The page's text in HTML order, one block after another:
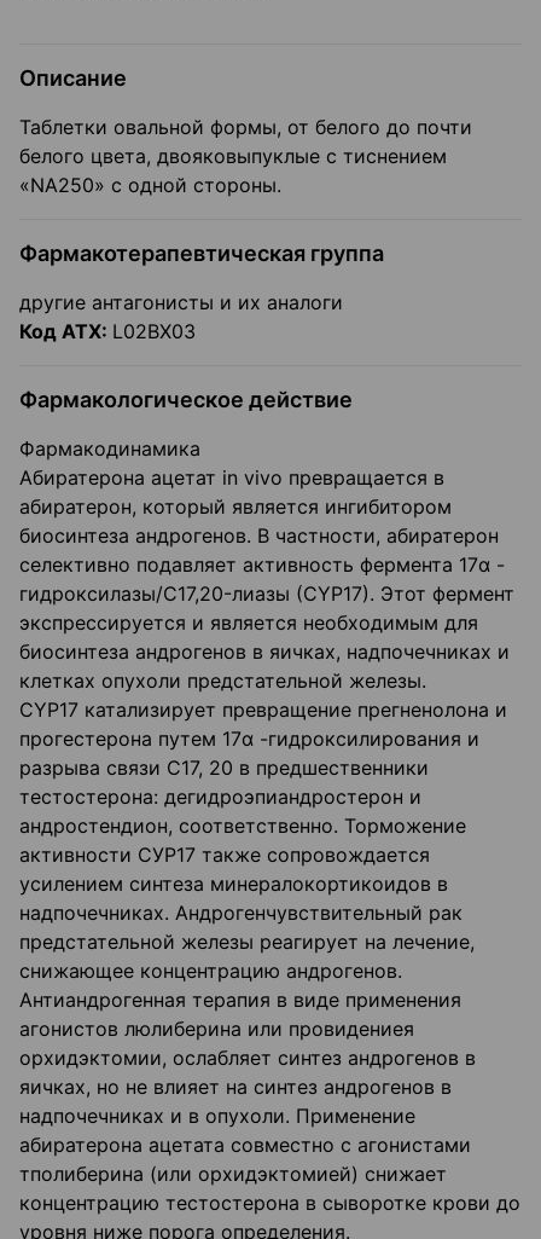
Описание
Таблетки овальной формы, от белого до почти
белого цвета, двояковыпуклые с тиснением
«NA250» с одной стороны.
Фармакотерапевтическая группа
другие антагонисты и их аналоги
Код АТХ: L02ВХ03
Фармакологическое действие
Фармакодинамика
Абиратерона ацетат in vivo превращается в
абиратерон, который является ингибитором
биосинтеза андрогенов. В частности, абиратерон
селективно подавляет активность фермента 17α -
гидроксилазы/C17,20-лиазы (СYР17). Этот фермент
экспрессируется и является необходимым для
биосинтеза андрогенов в яичках, надпочечниках и
клетках опухоли предстательной железы.
СYР17 катализирует превращение прегненолона и
прогестерона путем 17α -гидроксилирования и
разрыва связи С17, 20 в предшественники
тестостерона: дегидроэпиандростерон и
андростендион, соответственно. Торможение
активности СУР17 также сопровождается
усилением синтеза минералокортикоидов в
надпочечниках. Андрогенчувствительный рак
предстательной железы реагирует на лечение,
снижающее концентрацию андрогенов.
Антиандрогенная терапия в виде применения
агонистов люлиберина или провидениея
орхидэктомии, ослабляет синтез андрогенов в
яичках, но не влияет на синтез андрогенов в
надпочечниках и в опухоли. Применение
абиратерона ацетата совместно с агонистами
тполиберина (или орхидэктомией) снижает
концентрацию тестостерона в сыворотке крови до
уровня ниже порога определения.